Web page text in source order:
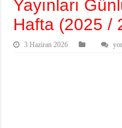
Yayınları
Hafta (2025 /
3 Haziran 2026